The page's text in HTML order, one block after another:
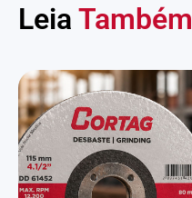
Leia Também